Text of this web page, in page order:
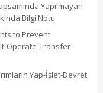
Yapılmayan
Bilgi Notu
to Prevent
Operate-Transfer
Yap-İşlet-Devret